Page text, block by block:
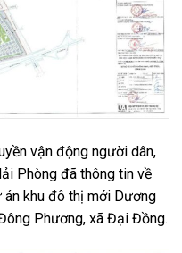
vận động người dân,
Phòng đã thông tin về
khu đô thị mới Dương
Phương, xã Đại Đồng.